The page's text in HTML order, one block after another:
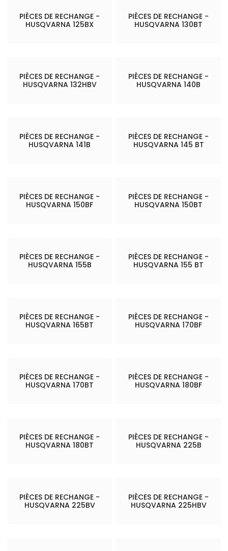
PIÈCES DE RECHANGE -
HUSQVARNA 125BX
PIÈCES DE RECHANGE -
HUSQVARNA 130BT
PIÈCES DE RECHANGE -
HUSQVARNA 132HBV
PIÈCES DE RECHANGE -
HUSQVARNA 140B
PIÈCES DE RECHANGE -
HUSQVARNA 141B
PIÈCES DE RECHANGE -
HUSQVARNA 145 BT
PIÈCES DE RECHANGE -
HUSQVARNA 150BF
PIÈCES DE RECHANGE -
HUSQVARNA 150BT
PIÈCES DE RECHANGE -
HUSQVARNA 155B
PIÈCES DE RECHANGE -
HUSQVARNA 155 BT
PIÈCES DE RECHANGE -
HUSQVARNA 165BT
PIÈCES DE RECHANGE -
HUSQVARNA 170BF
PIÈCES DE RECHANGE -
HUSQVARNA 170BT
PIÈCES DE RECHANGE -
HUSQVARNA 180BF
PIÈCES DE RECHANGE -
HUSQVARNA 180BT
PIÈCES DE RECHANGE -
HUSQVARNA 225B
PIÈCES DE RECHANGE -
HUSQVARNA 225BV
PIÈCES DE RECHANGE -
HUSQVARNA 225HBV